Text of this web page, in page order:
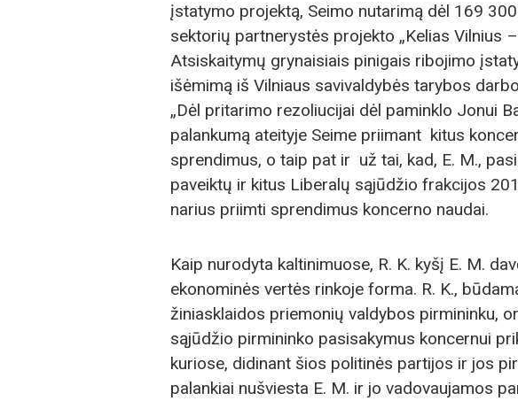
įstatymo projektą, Seimo nutarimą dėl 169
sektorių partnerystės projekto „Kelias Vilnius
Atsiskaitymų grynaisiais pinigais ribojimo
išėmimą iš Vilniaus savivaldybės tarybos
„Dėl pritarimo rezoliucijai dėl paminklo Jonui
palankumą ateityje Seime priimant kitus
sprendimus, o taip pat ir už tai, kad, E. M.,
paveiktų ir kitus Liberalų sąjūdžio frakcijos
narius priimti sprendimus koncerno naudai.
Kaip nurodyta kaltinimuose, R. K. kyšį E. M.
ekonominės vertės rinkoje forma. R. K.,
žiniasklaidos priemonių valdybos pirmininku,
sąjūdžio pirmininko pasisakymus koncernui
kuriose, didinant šios politinės partijos ir jos
palankiai nušviesta E. M. ir jo vadovaujamos